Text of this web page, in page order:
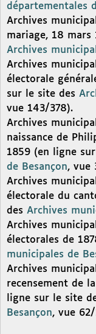
départementales
Archives
mariage, 18
Archives
Archives
électorale
sur le site des
vue 143/378).
Archives
naissance de
1859 (en ligne
de Besançon, vue
Archives
électorale du
des Archives
Archives
électorales de
municipales de
Archives
recensement de
ligne sur le site
Besançon, vue